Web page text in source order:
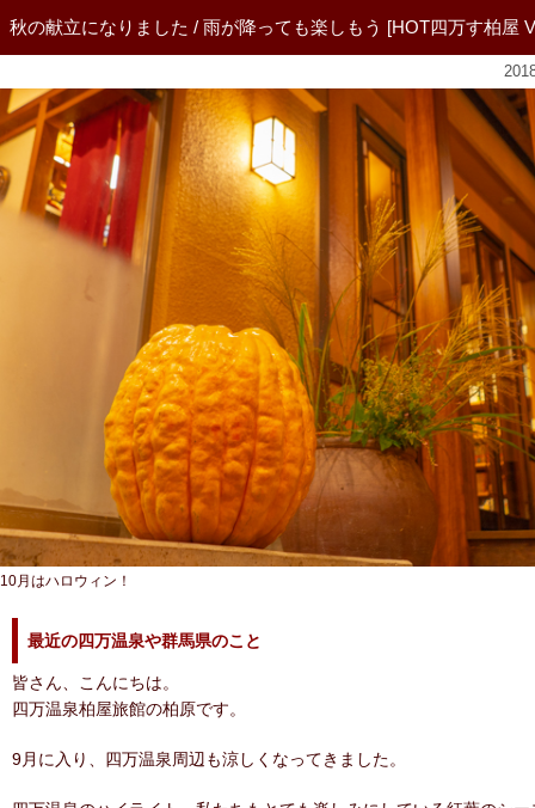
秋の献立になりました / 雨が降っても楽しもう [HOT四万す柏屋
10月はハロウィン！
最近の四万温泉や群馬県のこと
皆さん、こんにちは。
四万温泉柏屋旅館の柏原です。
9月に入り、四万温泉周辺も涼しくなってきました。